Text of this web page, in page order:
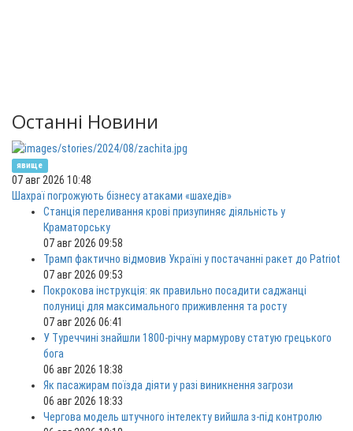
Останні Новини
явище
07 авг 2026 10:48
Шахраї погрожують бізнесу атаками «шахедів»
Станція переливання крові призупиняє діяльність у
Краматорську
07 авг 2026 09:58
Трамп фактично відмовив Україні у постачанні ракет до Patriot
07 авг 2026 09:53
Покрокова інструкція: як правильно посадити саджанці
полуниці для максимального приживлення та росту
07 авг 2026 06:41
У Туреччині знайшли 1800-річну мармурову статую грецького
бога
06 авг 2026 18:38
Як пасажирам поїзда діяти у разі виникнення загрози
06 авг 2026 18:33
Чергова модель штучного інтелекту вийшла з-під контролю